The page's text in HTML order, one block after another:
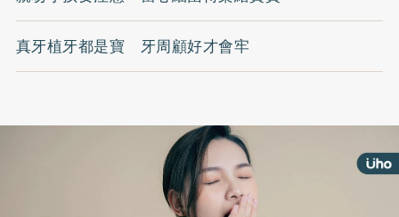
真牙植牙都是寶 牙周顧好才會牢